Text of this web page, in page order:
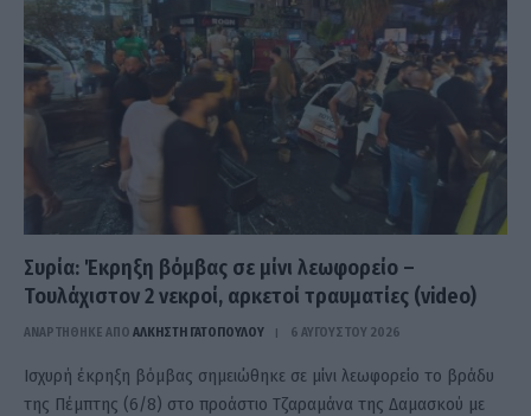
Συρία: Έκρηξη βόμβας σε μίνι λεωφορείο –
Τουλάχιστον 2 νεκροί, αρκετοί τραυματίες (video)
ΑΝΑΡΤΗΘΗΚΕ ΑΠΟ ΆΛΚΗΣΤΗ ΓΑΤΟΠΟΎΛΟΥ 6 ΑΥΓΟΎΣΤΟΥ 2026
Ισχυρή έκρηξη βόμβας σημειώθηκε σε μίνι λεωφορείο το βράδυ
της Πέμπτης (6/8) στο προάστιο Τζαραμάνα της Δαμασκού με